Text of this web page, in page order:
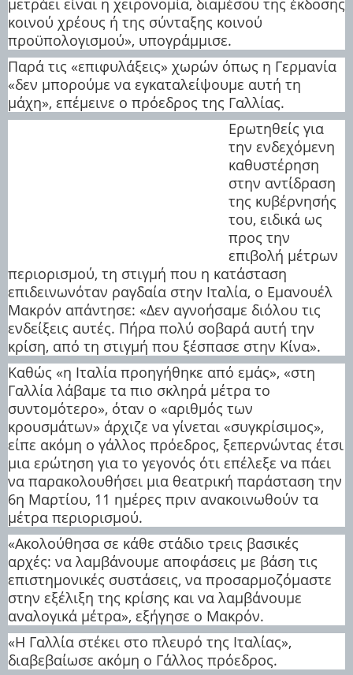
κοινού χρέους ή της σύνταξης κοινού
προϋπολογισμού», υπογράμμισε.
Παρά τις «επιφυλάξεις» χωρών όπως η Γερμανία
«δεν μπορούμε να εγκαταλείψουμε αυτή τη
μάχη», επέμεινε ο πρόεδρος της Γαλλίας.
Ερωτηθείς για
την ενδεχόμενη
καθυστέρηση
στην αντίδραση
της κυβέρνησής
του, ειδικά ως
προς την
επιβολή μέτρων
περιορισμού, τη στιγμή που η κατάσταση
επιδεινωνόταν ραγδαία στην Ιταλία, ο Εμανουέλ
Μακρόν απάντησε: «Δεν αγνοήσαμε διόλου τις
ενδείξεις αυτές. Πήρα πολύ σοβαρά αυτή την
κρίση, από τη στιγμή που ξέσπασε στην Κίνα».
Καθώς «η Ιταλία προηγήθηκε από εμάς», «στη
Γαλλία λάβαμε τα πιο σκληρά μέτρα το
συντομότερο», όταν ο «αριθμός των
κρουσμάτων» άρχιζε να γίνεται «συγκρίσιμος»,
είπε ακόμη ο γάλλος πρόεδρος, ξεπερνώντας έτσι
μια ερώτηση για το γεγονός ότι επέλεξε να πάει
να παρακολουθήσει μια θεατρική παράσταση την
6η Μαρτίου, 11 ημέρες πριν ανακοινωθούν τα
μέτρα περιορισμού.
«Ακολούθησα σε κάθε στάδιο τρεις βασικές
αρχές: να λαμβάνουμε αποφάσεις με βάση τις
επιστημονικές συστάσεις, να προσαρμοζόμαστε
στην εξέλιξη της κρίσης και να λαμβάνουμε
αναλογικά μέτρα», εξήγησε ο Μακρόν.
«Η Γαλλία στέκει στο πλευρό της Ιταλίας»,
διαβεβαίωσε ακόμη ο Γάλλος πρόεδρος.